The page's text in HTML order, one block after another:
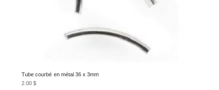
Tube courbé en métal 36 x 3mm
2.00$